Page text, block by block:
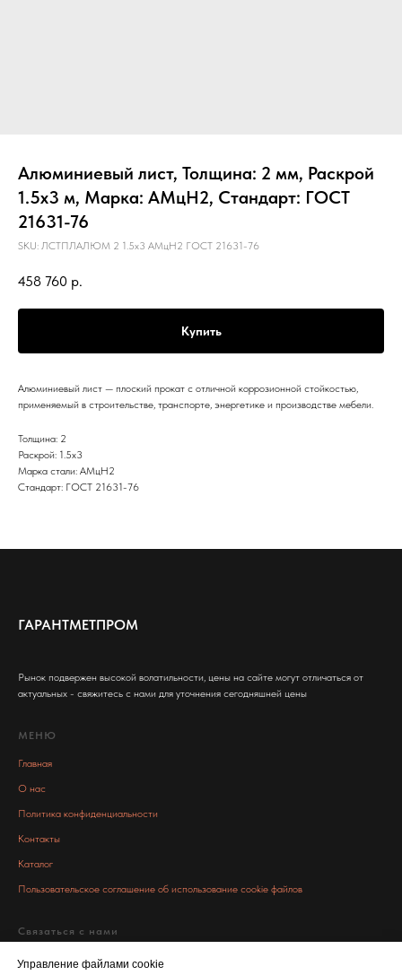
Управление файлами cookie
Алюминиевый лист, Толщина: 2 мм, Раскрой
1.5х3 м, Марка: АМцН2, Стандарт: ГОСТ
21631-76
SKU: ЛСТПЛАЛЮМ 2 1.5х3 АМцН2 ГОСТ 21631-76
458 760 р.
Купить
Алюминиевый лист — плоский прокат с отличной коррозионной стойкостью,
применяемый в строительстве, транспорте, энергетике и производстве мебели.
Толщина: 2
Раскрой: 1.5х3
Марка стали: АМцН2
Стандарт: ГОСТ 21631-76
ГАРАНТМЕТПРОМ
Рынок подвержен высокой волатильности, цены на сайте могут отличаться от
актуальных - свяжитесь с нами для уточнения сегодняшней цены
МЕНЮ
Главная
О нас
Политика конфиденциальности
Контакты
Каталог
Пользовательское соглашение об использование cookie файлов
Связаться с нами
info@garant-metall.ru